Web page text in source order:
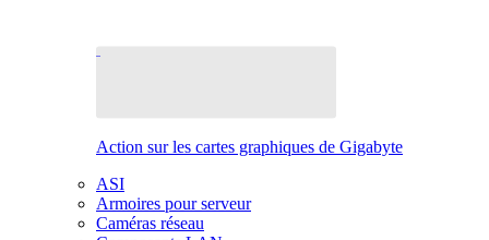
Action sur les cartes graphiques de Gigabyte
ASI
Armoires pour serveur
Caméras réseau